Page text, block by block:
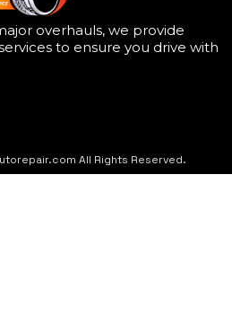
overhauls, we provide
to ensure you drive with
All Rights Reserved.